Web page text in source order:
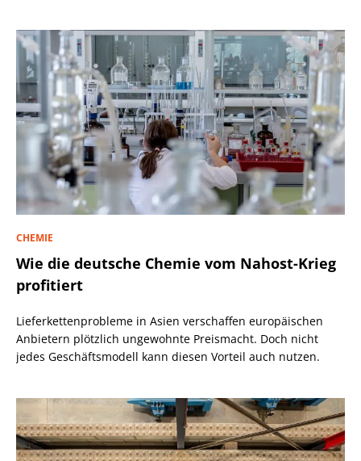
CHEMIE
Wie die deutsche Chemie vom Nahost-Krieg
profitiert
Lieferkettenprobleme in Asien verschaffen europäischen
Anbietern plötzlich ungewohnte Preismacht. Doch nicht
jedes Geschäftsmodell kann diesen Vorteil auch nutzen.